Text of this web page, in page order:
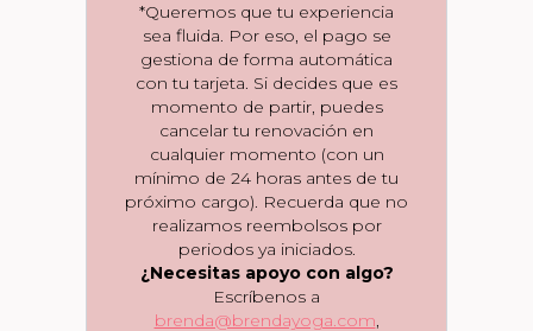
*Queremos que tu experiencia
sea fluida. Por eso, el pago se
gestiona de forma automática
con tu tarjeta. Si decides que es
momento de partir, puedes
cancelar tu renovación en
cualquier momento (con un
mínimo de 24 horas antes de tu
próximo cargo). Recuerda que no
realizamos reembolsos por
periodos ya iniciados.
¿Necesitas apoyo con algo?
Escríbenos a
brenda@brendayoga.com,